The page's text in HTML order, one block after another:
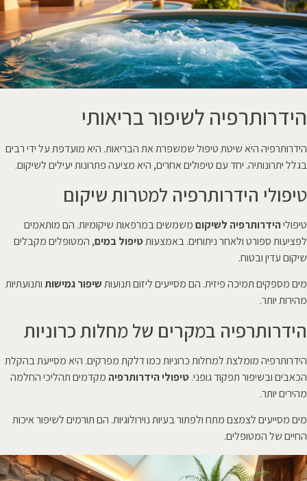
הידרותרפיה לשיפור בריאותי
הידרותרפיה היא שיטת טיפול שמשפרת את הבריאות. היא מועדפת על ידי רבים
בגלל יתרונותיה. יחד עם טיפולים אחרים, היא מציעה פתרונות יעילים לשיקום.
טיפולי הידרותרפיה למטרות שיקום
טיפוליהידרותרפיה לשיקוםמשמשים במרפאות שיקומיות. הם מותאמים
לפציעות ספורט ולאחר ניתוחים. באמצעותטיפול במים, המטופלים מקבלים
שיקום עדין ובטוח.
מים מספקים תמיכה פיזית. הם מסייעים ליזום תנועותשיפור גמישותותנועתיות
מהירות יותר.
הידרותרפיה במקרים של מחלות כרוניות
הידרותרפיה מומלצת למחלות כרוניות כמו דלקת מפרקים. היא מסייעת בהקלת
הכאבים ובשיפור תפקוד גופני.טיפולי הידרותרפיה מקדמים תהליכי החלמה
מהירים יותר.
מים מסייעים לצמצם מתח ולפתור בעיות נוירולוגיות. הם תורמים לשיפור איכות
החיים של המטופלים.